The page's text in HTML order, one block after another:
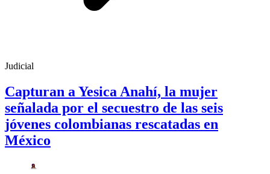
Judicial
Capturan a Yesica Anahí, la mujer
señalada por el secuestro de las seis
jóvenes colombianas rescatadas en
México